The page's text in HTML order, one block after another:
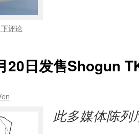
评论
20日发售Shogun
此多媒体陈